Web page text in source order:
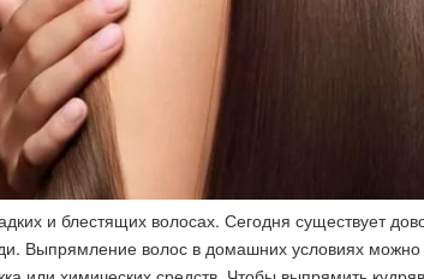
и блестящих волосах. Сегодня существует
Выпрямление волос в домашних условиях